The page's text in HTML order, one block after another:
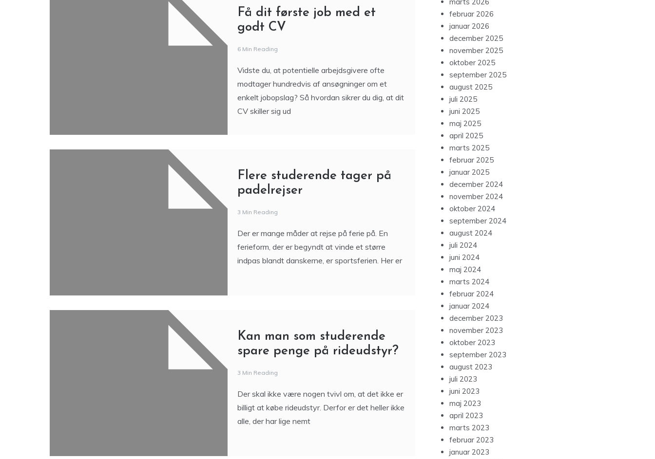
Få dit første job med et
godt CV
6 Min Reading
Vidste du, at potentielle arbejdsgivere ofte
modtager hundredvis af ansøgninger om et
enkelt jobopslag? Så hvordan sikrer du dig, at dit
CV skiller sig ud
Flere studerende tager på
padelrejser
3 Min Reading
Der er mange måder at rejse på ferie på. En
ferieform, der er begyndt at vinde et større
indpas blandt danskerne, er sportsferien. Her er
Kan man som studerende
spare penge på rideudstyr?
3 Min Reading
Der skal ikke være nogen tvivl om, at det ikke er
billigt at købe rideudstyr. Derfor er det heller ikke
alle, der har lige nemt
februar 2026
januar 2026
december 2025
november 2025
oktober 2025
september 2025
august 2025
juli 2025
juni 2025
maj 2025
april 2025
marts 2025
februar 2025
januar 2025
december 2024
november 2024
oktober 2024
september 2024
august 2024
juli 2024
juni 2024
maj 2024
marts 2024
februar 2024
januar 2024
december 2023
november 2023
oktober 2023
september 2023
august 2023
juli 2023
juni 2023
maj 2023
april 2023
marts 2023
februar 2023
januar 2023